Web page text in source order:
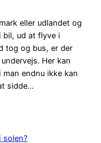
eller udlandet og
bil, ud at flyve i
tog og bus, er der
Her kan
endnu ikke kan
sidde…